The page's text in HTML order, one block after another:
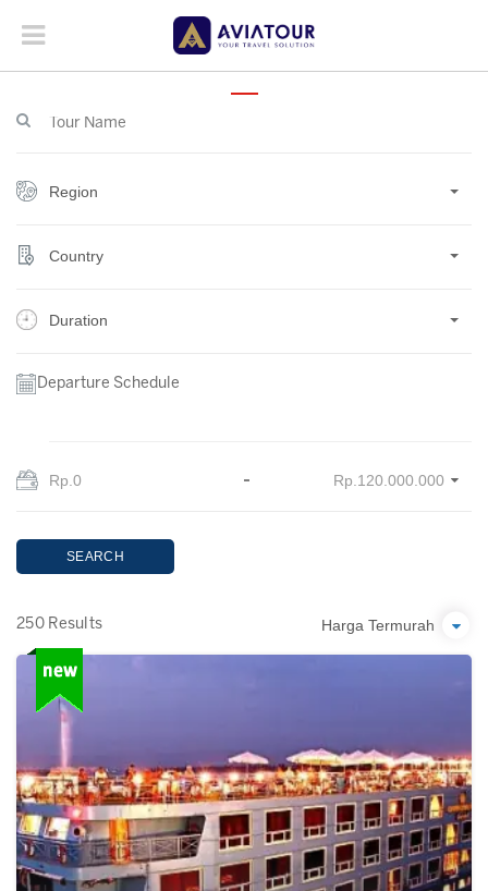
Region
Country
Duration
Departure Schedule
SEARCH
250 Results Harga Termurah